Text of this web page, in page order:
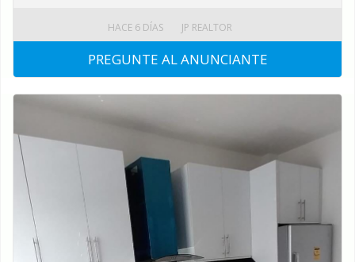
PREGUNTE AL ANUNCIANTE
HACE 6 DÍAS JP REALTOR